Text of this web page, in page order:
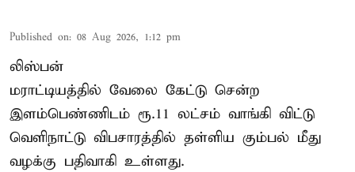
Published on: 08 Aug 2026, 1:12 pm
லிஸ்பன்
மராட்டியத்தில் வேலை கேட்டு சென்ற
இளம்பெண்ணிடம் ரூ.11 லட்சம் வாங்கி விட்டு
வெளிநாட்டு விபசாரத்தில் தள்ளிய கும்பல் மீது
வழக்கு பதிவாகி உள்ளது.